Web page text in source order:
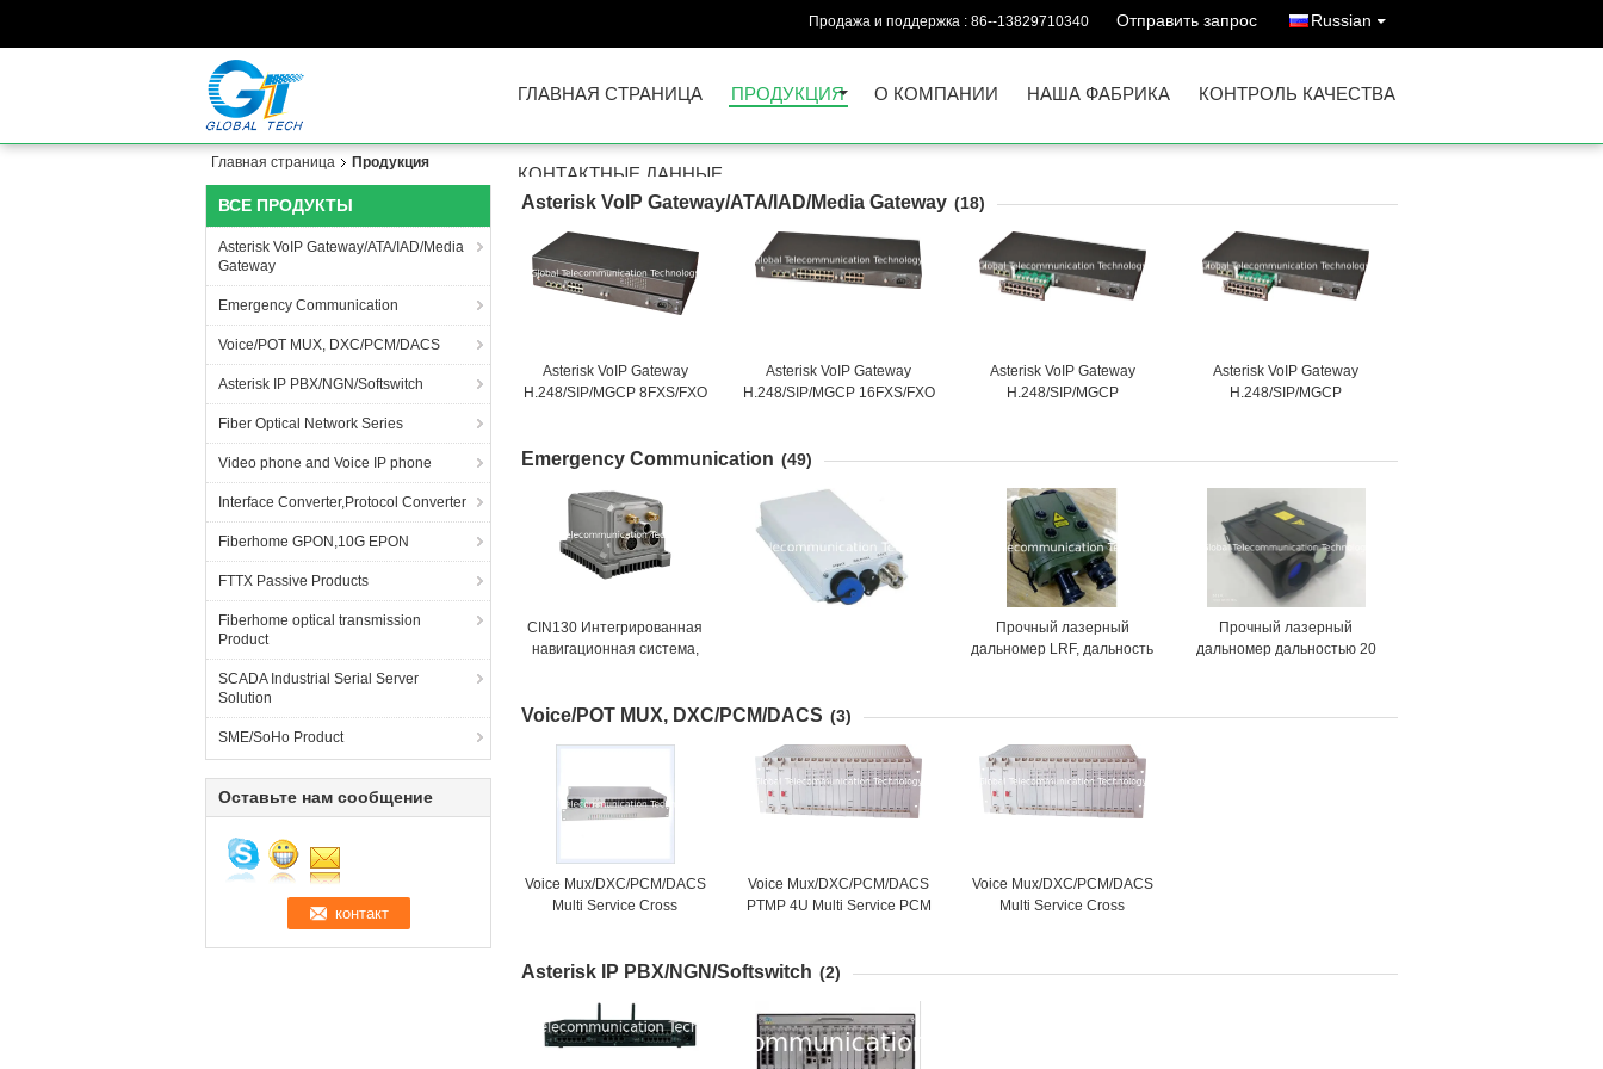
Продажа и поддержка : 86--13829710340 Отправить запрос Russian
ГЛАВНАЯ СТРАНИЦА ПРОДУКЦИЯ О КОМПАНИИ НАША ФАБРИКА КОНТРОЛЬ КАЧЕСТВА
КОНТАКТНЫЕ ДАННЫЕ
Главная страница Продукция
ВСЕ ПРОДУКТЫ
Asterisk VoIP Gateway/ATA/IAD/Media
Gateway
Emergency Communication
Voice/POT MUX, DXC/PCM/DACS
Asterisk IP PBX/NGN/Softswitch
Fiber Optical Network Series
Video phone and Voice IP phone
Interface Converter,Protocol Converter
Fiberhome GPON,10G EPON
FTTX Passive Products
Fiberhome optical transmission
Product
SCADA Industrial Serial Server
Solution
SME/SoHo Product
Оставьте нам сообщение
Asterisk VoIP Gateway/ATA/IAD/Media Gateway (18)
Asterisk VoIP Gateway
H.248/SIP/MGCP 8FXS/FXO
Asterisk VoIP Gateway
H.248/SIP/MGCP 16FXS/FXO
Asterisk VoIP Gateway
H.248/SIP/MGCP
8S8O
Asterisk VoIP Gateway
H.248/SIP/MGCP
16S16O
Emergency Communication (49)
CIN130 Интегрированная
навигационная система,
Прочный лазерный
дальномер LRF, дальность
Прочный лазерный
дальномер дальностью 20
Voice/POT MUX, DXC/PCM/DACS (3)
Voice Mux/DXC/PCM/DACS
Multi Service Cross
Voice Mux/DXC/PCM/DACS
PTMP 4U Multi Service PCM
Voice Mux/DXC/PCM/DACS
Multi Service Cross
Asterisk IP PBX/NGN/Softswitch (2)